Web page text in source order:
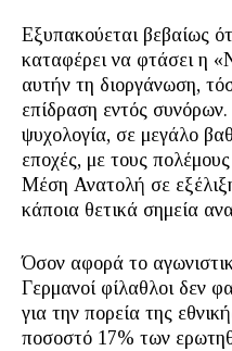
Εξυπακούεται βεβαίως
καταφέρει να φτάσει η
αυτήν τη διοργάνωση,
επίδραση εντός
ψυχολογία, σε μεγάλο
εποχές, με τους
Μέση Ανατολή σε
κάποια θετικά σημεία
Όσον αφορά το
Γερμανοί φίλαθλοι δεν
για την πορεία της
ποσοστό 17% των